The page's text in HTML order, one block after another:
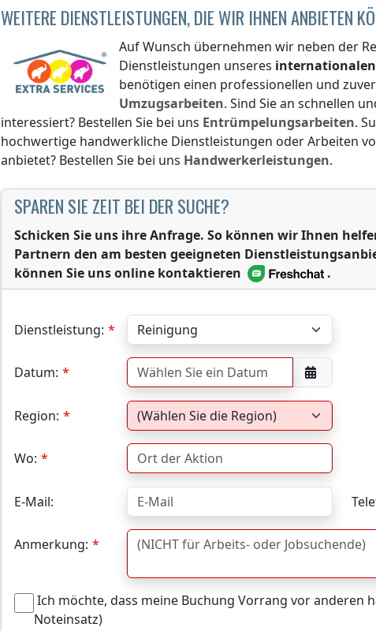
WEITERE DIENSTLEISTUNGEN, DIE WIR IHNEN ANBIETEN
Auf Wunsch übernehmen wir neben der
Dienstleistungen unseres
benötigen einen professionellen und
Umzugsarbeiten. Sind Sie an schnellen
interessiert? Bestellen Sie bei uns Entrümpelungsarbeiten.
hochwertige handwerkliche Dienstleistungen oder Arbeiten
anbietet? Bestellen Sie bei uns Handwerkerleistungen.
SPAREN SIE ZEIT BEI DER SUCHE?
Schicken Sie uns ihre Anfrage. So können wir Ihnen
Partnern den am besten geeigneten
können Sie uns online kontaktieren
.
Dienstleistung:
Datum:
Region:
Wo:
E-Mail:
Anmerkung:
Ich möchte, dass meine Buchung Vorrang vor anderen
Noteinsatz)